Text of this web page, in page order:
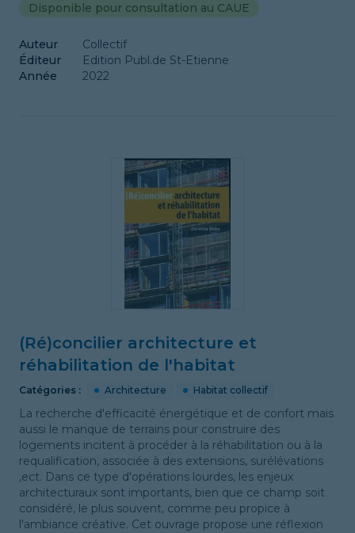
Disponible pour consultation au CAUE
Auteur
Collectif
Éditeur
Edition Publ.de St-Etienne
Année
2022
(Ré)concilier architecture et
réhabilitation de l'habitat
Catégories : Architecture Habitat collectif
La recherche d'efficacité énergétique et de confort mais
aussi le manque de terrains pour construire des
logements incitent à procéder à la réhabilitation ou à la
requalification, associée à des extensions, surélévations
,ect. Dans ce type d'opérations lourdes, les enjeux
architecturaux sont importants, bien que ce champ soit
considéré, le plus souvent, comme peu propice à
l'ambiance créative. Cet ouvrage propose une réflexion